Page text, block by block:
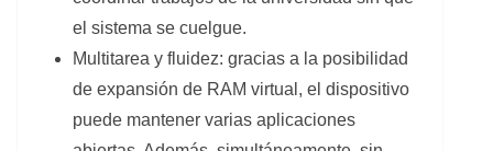
el sistema se cuelgue.
Multitarea y fluidez: gracias a la posibilidad
de expansión de RAM virtual, el dispositivo
puede mantener varias aplicaciones